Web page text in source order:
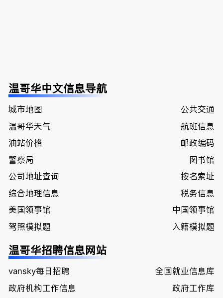
温哥华中文信息导航
城市地图
公共交通
温哥华天气
航班信息
油站价格
邮政编码
警察局
图书馆
公司地址查询
按名索址
综合地理信息
税务信息
美国领事馆
中国领事馆
驾照模拟题
入籍模拟题
温哥华招聘信息网站
vansky每日招聘
全国就业信息库
政府机构工作信息
政府工作库